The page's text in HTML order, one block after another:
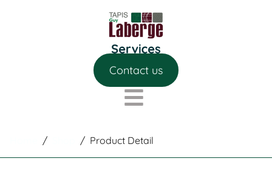
Contact us
/ / Product Detail